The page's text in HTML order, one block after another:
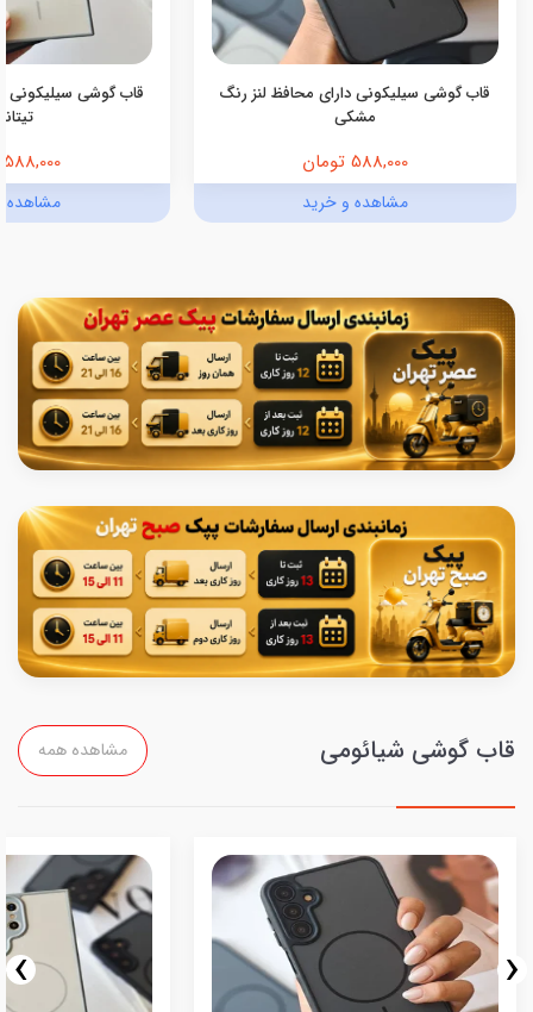
قاب گوشی سیلیکونی دارای محافظ لنز رنگ
مشکی
588,000 تومان
مشاهده و خرید
قاب گوشی سیلیکونی
588,000 تومان
مشاهده
قاب گوشی شیائومی مشاهده همه
‹
›